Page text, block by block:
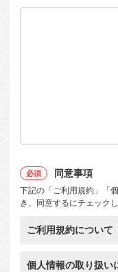
同意事項
下記の「ご利用規約」「
き、同意するにチェック
ご利用規約について
個人情報の取り扱い